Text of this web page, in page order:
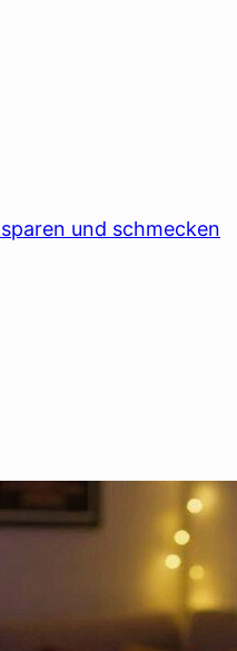
und schmecken